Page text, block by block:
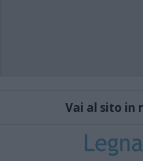
Vai al sito in